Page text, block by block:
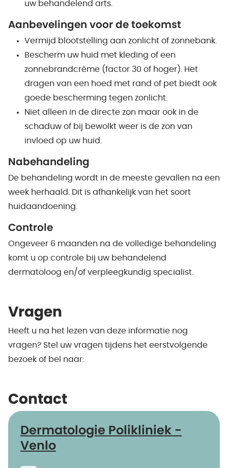
uw behandelend arts.
Aanbevelingen voor de toekomst
Vermijd blootstelling aan zonlicht of zonnebank.
Bescherm uw huid met kleding of een
zonnebrandcrème (factor 30 of hoger). Het
dragen van een hoed met rand of pet biedt ook
goede bescherming tegen zonlicht.
Niet alleen in de directe zon maar ook in de
schaduw of bij bewolkt weer is de zon van
invloed op uw huid.
Nabehandeling
De behandeling wordt in de meeste gevallen na een
week herhaald. Dit is afhankelijk van het soort
huidaandoening.
Controle
Ongeveer 6 maanden na de volledige behandeling
komt u op controle bij uw behandelend
dermatoloog en/of verpleegkundig specialist.
Vragen
Heeft u na het lezen van deze informatie nog
vragen? Stel uw vragen tijdens het eerstvolgende
bezoek of bel naar:
Contact
Dermatologie Polikliniek -
Venlo